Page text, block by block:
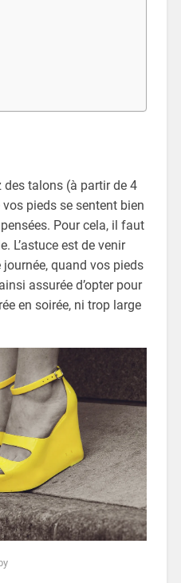
talons (à partir de 4
pieds se sentent bien
Pour cela, il faut
L’astuce est de venir
quand vos pieds
assurée d’opter pour
en soirée, ni trop large
by